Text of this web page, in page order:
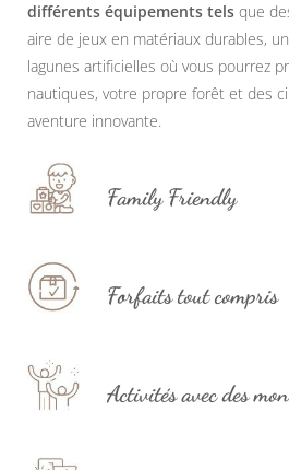
différents équipements tels que
aire de jeux en matériaux durables,
lagunes artificielles où vous pourrez
nautiques, votre propre forêt et des
aventure innovante.
Family Friendly
Forfaits tout compris
Activités avec des